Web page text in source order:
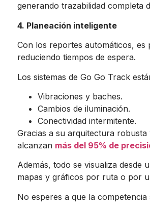
generando trazabilidad completa
4. Planeación inteligente
Con los reportes automáticos,
reduciendo tiempos de espera.
Los sistemas de Go Go Track
Vibraciones y baches.
Cambios de iluminación.
Conectividad intermitente.
Gracias a su arquitectura
alcanzan más del 95% de
Además, todo se visualiza desde
mapas y gráficos por ruta o por
No esperes a que la